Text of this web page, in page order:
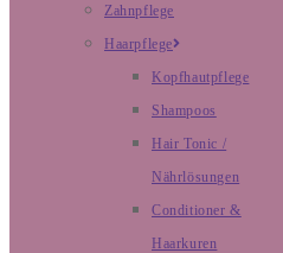
Zahnpflege
Haarpflege
Kopfhautpflege
Shampoos
Hair Tonic /
Nährlösungen
Conditioner &
Haarkuren